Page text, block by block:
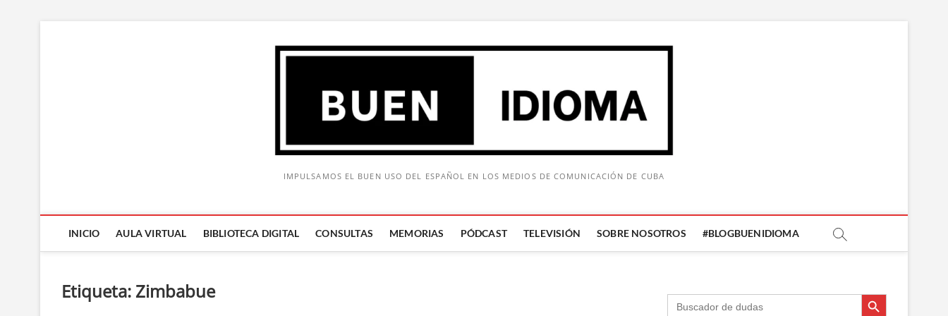
IMPULSAMOS EL BUEN USO DEL ESPAÑOL EN LOS MEDIOS DE COMUNICACIÓN DE CUBA
INICIO AULA VIRTUAL BIBLIOTECA DIGITAL CONSULTAS MEMORIAS PÓDCAST TELEVISIÓN SOBRE NOSOTROS #BLOGBUENIDIOMA
Buscar: Botón de búsqueda
Etiqueta: Zimbabue Buscar: Botón de búsqueda